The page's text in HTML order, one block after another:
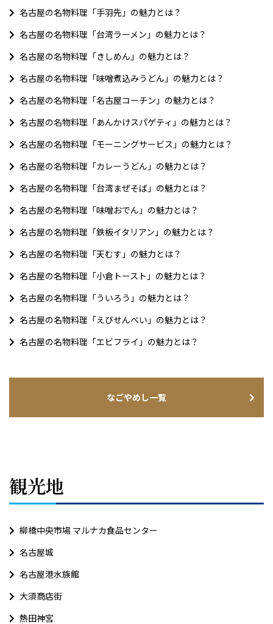
名古屋の名物料理「手羽先」の魅力とは？
名古屋の名物料理「台湾ラーメン」の魅力とは？
名古屋の名物料理「きしめん」の魅力とは？
名古屋の名物料理「味噌煮込みうどん」の魅力とは？
名古屋の名物料理「名古屋コーチン」の魅力とは？
名古屋の名物料理「あんかけスパゲティ」の魅力とは？
名古屋の名物料理「モーニングサービス」の魅力とは？
名古屋の名物料理「カレーうどん」の魅力とは？
名古屋の名物料理「台湾まぜそば」の魅力とは？
名古屋の名物料理「味噌おでん」の魅力とは？
名古屋の名物料理「鉄板イタリアン」の魅力とは？
名古屋の名物料理「天むす」の魅力とは？
名古屋の名物料理「小倉トースト」の魅力とは？
名古屋の名物料理「ういろう」の魅力とは？
名古屋の名物料理「えびせんべい」の魅力とは？
名古屋の名物料理「エビフライ」の魅力とは？
なごやめし一覧
観光地
柳橋中央市場 マルナカ食品センター
名古屋城
名古屋港水族館
大須商店街
熱田神宮